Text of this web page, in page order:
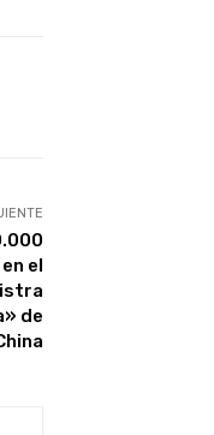
el
de